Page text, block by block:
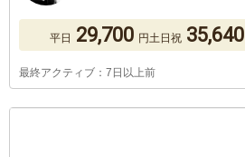
平日 29,700 円土日祝 35,640
最終アクティブ：7日以上前